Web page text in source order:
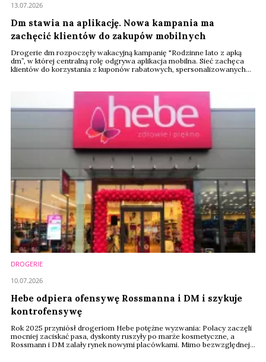
Dm stawia na aplikację. Nowa kampania ma
zachęcić klientów do zakupów mobilnych
Drogerie dm rozpoczęły wakacyjną kampanię "Rodzinne lato z apką
dm”, w której centralną rolę odgrywa aplikacja mobilna. Sieć zachęca
klientów do korzystania z kuponów rabatowych, spersonalizowanych
13.07.2026
DROGERIE
Hebe odpiera ofensywę Rossmanna i DM i szykuje
kontrofensywę
Rok 2025 przyniósł drogeriom Hebe potężne wyzwania: Polacy zaczęli
mocniej zaciskać pasa, dyskonty ruszyły po marże kosmetyczne, a
Rossmann i DM zalały rynek nowymi placówkami. Mimo bezwzględnej
10.07.2026